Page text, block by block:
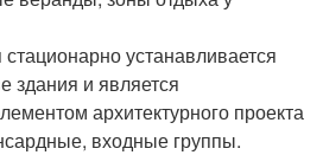
устанавливается
здания и является
архитектурного проекта
входные группы.